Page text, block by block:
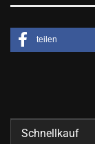
teilen
Schnellkauf